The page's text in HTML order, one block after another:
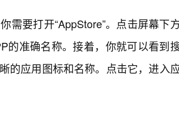
需要打开“AppStore”。点击屏幕下
的准确名称。接着，你就可以看到
的应用图标和名称。点击它，进入